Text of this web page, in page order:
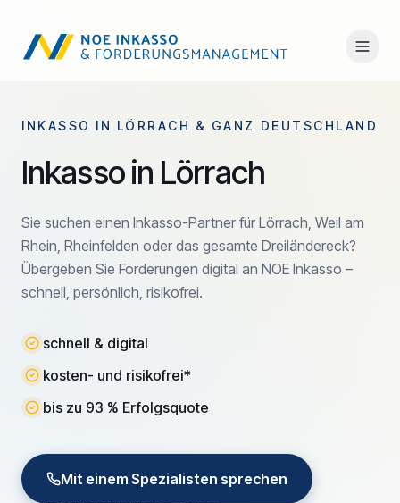
INKASSO IN LÖRRACH & GANZ DEUTSCHLAND
Inkasso in Lörrach
Sie suchen einen Inkasso-Partner für Lörrach, Weil am
Rhein, Rheinfelden oder das gesamte Dreiländereck?
Übergeben Sie Forderungen digital an NOE Inkasso –
schnell, persönlich, risikofrei.
schnell & digital
kosten- und risikofrei*
bis zu 93 % Erfolgsquote
Mit einem Spezialisten sprechen